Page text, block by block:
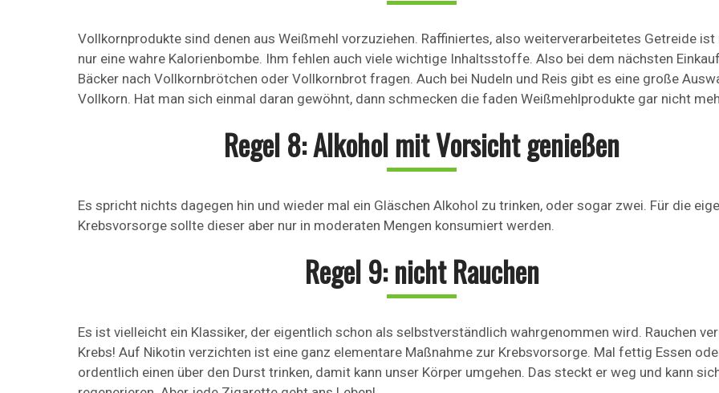
Vollkornprodukte sind denen aus Weißmehl vorzuziehen. Raffiniertes, also weiterverarbeitetes Getreide ist
nur eine wahre Kalorienbombe. Ihm fehlen auch viele wichtige Inhaltsstoffe. Also bei dem nächsten
Bäcker nach Vollkornbrötchen oder Vollkornbrot fragen. Auch bei Nudeln und Reis gibt es eine große
Vollkorn. Hat man sich einmal daran gewöhnt, dann schmecken die faden Weißmehlprodukte gar nicht
Regel 8: Alkohol mit Vorsicht genießen
Es spricht nichts dagegen hin und wieder mal ein Gläschen Alkohol zu trinken, oder sogar zwei. Für die
Krebsvorsorge sollte dieser aber nur in moderaten Mengen konsumiert werden.
Regel 9: nicht Rauchen
Es ist vielleicht ein Klassiker, der eigentlich schon als selbstverständlich wahrgenommen wird. Rauchen
Krebs! Auf Nikotin verzichten ist eine ganz elementare Maßnahme zur Krebsvorsorge. Mal fettig Essen
ordentlich einen über den Durst trinken, damit kann unser Körper umgehen. Das steckt er weg und kann